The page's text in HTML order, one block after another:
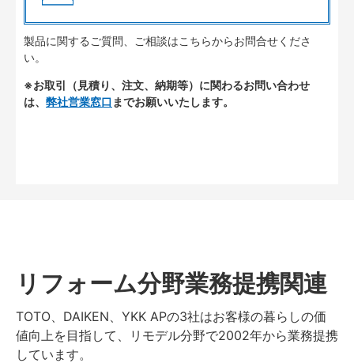
製品に関するご質問、ご相談はこちらからお問合せくださ
い。
※お取引（見積り、注文、納期等）に関わるお問い合わせ
は、 弊社営業窓口 までお願いいたします。
リフォーム分野業務提携関連
TOTO、DAIKEN、YKK APの3社はお客様の暮らしの価
値向上を目指して、リモデル分野で2002年から業務提携
しています。